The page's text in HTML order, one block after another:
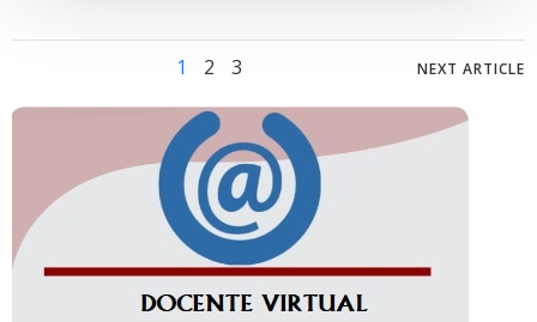
navigation
Page
1 Page
2 Page
3
Posts
NEXT ARTICLE